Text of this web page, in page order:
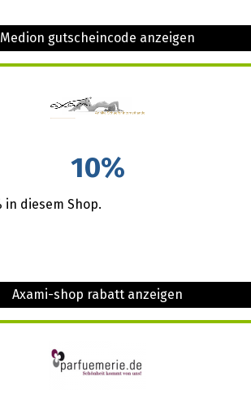
Medion gutscheincode anzeigen
10%
in diesem Shop.
Axami-shop rabatt anzeigen